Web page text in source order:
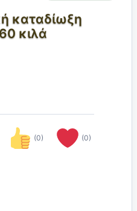
καταδίωξη
κιλά
(0) (0)